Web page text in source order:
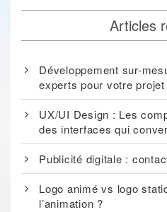
Articles
Développement sur-
experts pour votre
UX/UI Design : Les
des interfaces qui
Publicité digitale :
Logo animé vs logo
l’animation ?